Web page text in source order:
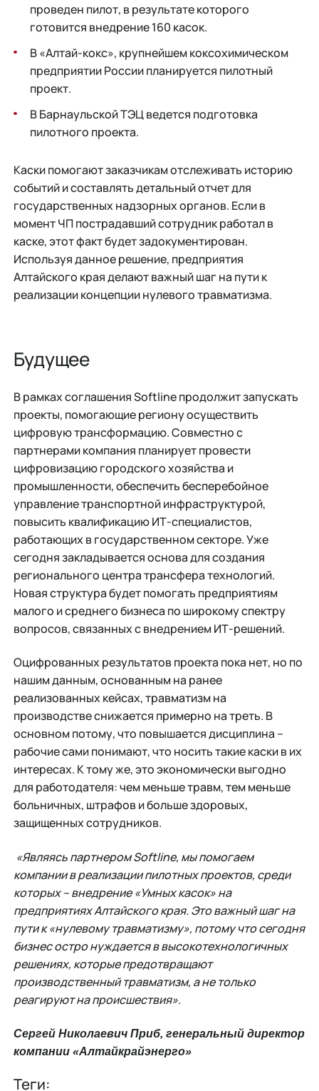
проведен пилот, в результате которого
готовится внедрение 160 касок.
В «Алтай-кокс», крупнейшем коксохимическом
предприятии России планируется пилотный
проект.
В Барнаульской ТЭЦ ведется подготовка
пилотного проекта.
Каски помогают заказчикам отслеживать историю
событий и составлять детальный отчет для
государственных надзорных органов. Если в
момент ЧП пострадавший сотрудник работал в
каске, этот факт будет задокументирован.
Используя данное решение, предприятия
Алтайского края делают важный шаг на пути к
реализации концепции нулевого травматизма.
Будущее
В рамках соглашения Softline продолжит запускать
проекты, помогающие региону осуществить
цифровую трансформацию. Совместно с
партнерами компания планирует провести
цифровизацию городского хозяйства и
промышленности, обеспечить бесперебойное
управление транспортной инфраструктурой,
повысить квалификацию ИТ-специалистов,
работающих в государственном секторе. Уже
сегодня закладывается основа для создания
регионального центра трансфера технологий.
Новая структура будет помогать предприятиям
малого и среднего бизнеса по широкому спектру
вопросов, связанных с внедрением ИТ-решений.
Оцифрованных результатов проекта пока нет, но по
нашим данным, основанным на ранее
реализованных кейсах, травматизм на
производстве снижается примерно на треть. В
основном потому, что повышается дисциплина –
рабочие сами понимают, что носить такие каски в их
интересах. К тому же, это экономически выгодно
для работодателя: чем меньше травм, тем меньше
больничных, штрафов и больше здоровых,
защищенных сотрудников.
«Являясь партнером Softline, мы помогаем
компании в реализации пилотных проектов, среди
которых – внедрение «Умных касок» на
предприятиях Алтайского края. Это важный шаг на
пути к «нулевому травматизму», потому что сегодня
бизнес остро нуждается в высокотехнологичных
решениях, которые предотвращают
производственный травматизм, а не только
реагируют на происшествия».
Сергей Николаевич Приб, генеральный директор
компании «Алтайкрайэнерго»
Теги: